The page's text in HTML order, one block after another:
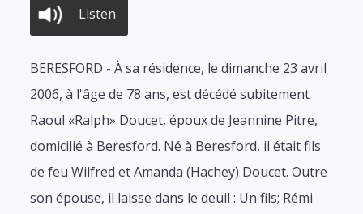
Listen
BERESFORD - À sa résidence, le dimanche 23 avril
2006, à l'âge de 78 ans, est décédé subitement
Raoul «Ralph» Doucet, époux de Jeannine Pitre,
domicilié à Beresford. Né à Beresford, il était fils
de feu Wilfred et Amanda (Hachey) Doucet. Outre
son épouse, il laisse dans le deuil : Un fils; Rémi